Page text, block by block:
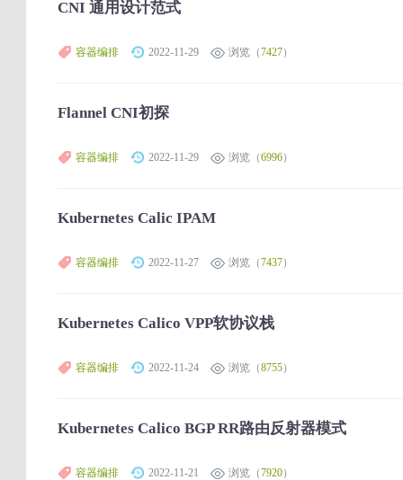
CNI 通用设计范式
容器编排 2022-11-29 浏览（7427）
Flannel CNI初探
容器编排 2022-11-29 浏览（6996）
Kubernetes Calic IPAM
容器编排 2022-11-27 浏览（7437）
Kubernetes Calico VPP软协议栈
容器编排 2022-11-24 浏览（8755）
Kubernetes Calico BGP RR路由反射器模式
容器编排 2022-11-21 浏览（7920）